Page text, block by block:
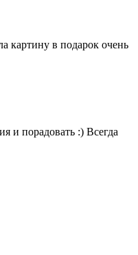
картину в подарок очень
и порадовать :) Всегда